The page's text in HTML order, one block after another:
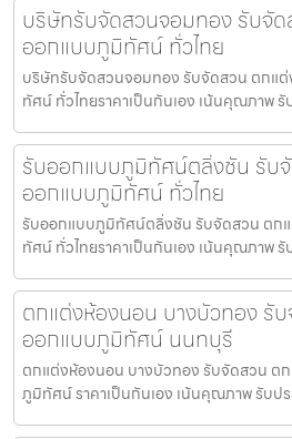
บริษัทรับจัดสวนจอมทอง รับจั
ออกแบบภูมิทัศน์ ทั่วไทย
บริษัทรับจัดสวนจอมทอง รับจัดสวน ตกแ
ทัศน์ ทั่วไทยราคาเป็นกันเอง เน้นคุณภาพ
รับออกแบบภูมิทัศน์ตลิ่งชัน รับ
ออกแบบภูมิทัศน์ ทั่วไทย
รับออกแบบภูมิทัศน์ตลิ่งชัน รับจัดสวน ตก
ทัศน์ ทั่วไทยราคาเป็นกันเอง เน้นคุณภาพ
ตกแต่งห้องนอน บางบัวทอง รั
ออกแบบภูมิทัศน์ นนทบุรี
ตกแต่งห้องนอน บางบัวทอง รับจัดสวน ต
ภูมิทัศน์ ราคาเป็นกันเอง เน้นคุณภาพ รับป